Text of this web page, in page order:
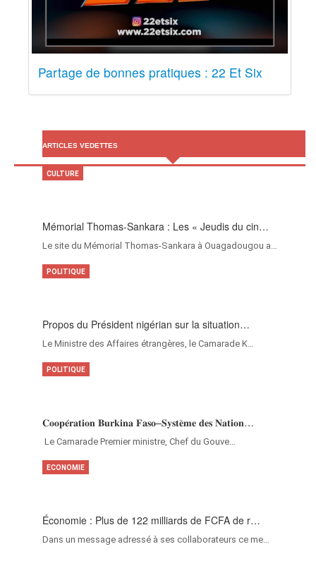
Partage de bonnes pratiques : 22 Et Six
ARTICLES VEDETTES
Mémorial Thomas-Sankara : Les « Jeudis du cin…
Le site du Mémorial Thomas-Sankara à Ouagadougou a…
CULTURE
Propos du Président nigérian sur la situation…
Le Ministre des Affaires étrangères, le Camarade K…
POLITIQUE
𝐂𝐨𝐨𝐩𝐞́𝐫𝐚𝐭𝐢𝐨𝐧 𝐁𝐮𝐫𝐤𝐢𝐧𝐚 𝐅𝐚𝐬𝐨–𝐒𝐲𝐬𝐭𝐞̀𝐦𝐞 𝐝𝐞𝐬 𝐍𝐚𝐭𝐢𝐨𝐧…
‎Le Camarade Premier ministre, Chef du Gouve…
POLITIQUE
Économie : Plus de 122 milliards de FCFA de r…
Dans un message adressé à ses collaborateurs ce me…
ECONOMIE